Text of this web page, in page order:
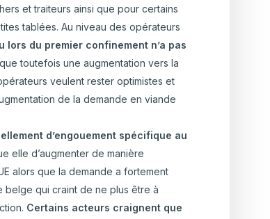
et traiteurs ainsi que pour certains
tablées. Au niveau des opérateurs
lors du premier confinement n’a pas
toutefois une augmentation vers la
veulent rester optimistes et
de la demande en viande
d’engouement spécifique au
elle d’augmenter de manière
alors que la demande a fortement
belge qui craint de ne plus être à
Certains acteurs craignent que